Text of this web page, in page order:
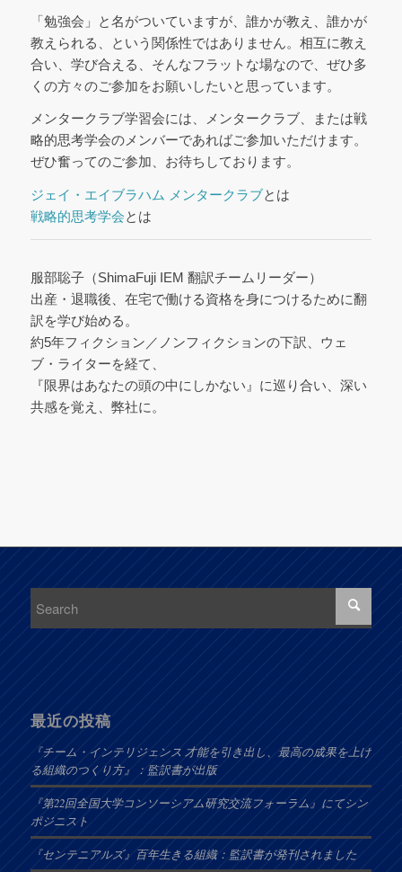
「勉強会」と名がついていますが、誰かが教え、誰かが
教えられる、という関係性ではありません。相互に教え
合い、学び合える、そんなフラットな場なので、ぜひ多
くの方々のご参加をお願いしたいと思っています。
メンタークラブ学習会には、メンタークラブ、または戦
略的思考学会のメンバーであればご参加いただけます。
ぜひ奮ってのご参加、お待ちしております。
ジェイ・エイブラハム メンタークラブとは
戦略的思考学会とは
服部聡子（ShimaFuji IEM 翻訳チームリーダー）
出産・退職後、在宅で働ける資格を身につけるために翻
訳を学び始める。
約5年フィクション／ノンフィクションの下訳、ウェ
ブ・ライターを経て、
『限界はあなたの頭の中にしかない』に巡り合い、深い
共感を覚え、弊社に。
最近の投稿
『チーム・インテリジェンス 才能を引き出し、最高の成果を上げ
る組織のつくり方』：監訳書が出版
『第22回全国大学コンソーシアム研究交流フォーラム』にてシン
ポジニスト
『センテニアルズ』百年生きる組織：監訳書が発刊されました